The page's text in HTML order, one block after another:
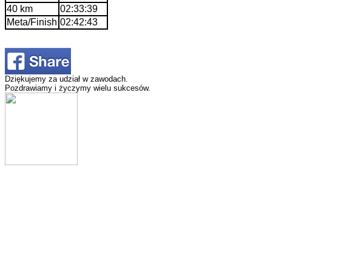
40 km
02:33:39
Meta/Finish 02:42:43
Dziękujemy za udział w zawodach.
Pozdrawiamy i życzymy wielu sukcesów.